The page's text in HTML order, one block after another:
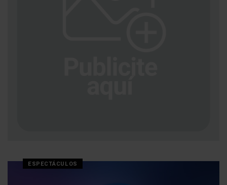
ESPECTÁCULOS